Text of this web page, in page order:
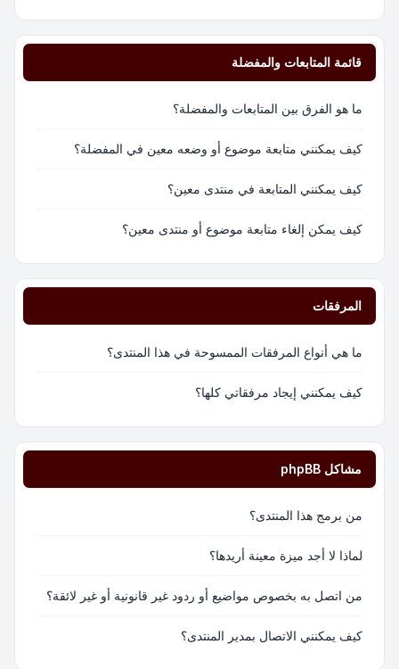
قائمة المتابعات والمفضلة
ما هو الفرق بين المتابعات والمفضلة؟
كيف يمكنني متابعة موضوع أو وضعه معين في المفضلة؟
كيف يمكنني المتابعة في منتدى معين؟
كيف يمكن إلغاء متابعة موضوع أو منتدى معين؟
المرفقات
ما هي أنواع المرفقات الممسوحة في هذا المنتدى؟
كيف يمكنني إيجاد مرفقاتي كلها؟
مشاكل phpBB
من برمج هذا المنتدى؟
لماذا لا أجد ميزة معينة أريدها؟
من اتصل به بخصوص مواضيع أو ردود غير قانونية أو غير لائقة؟
كيف يمكنني الاتصال بمدير المنتدى؟